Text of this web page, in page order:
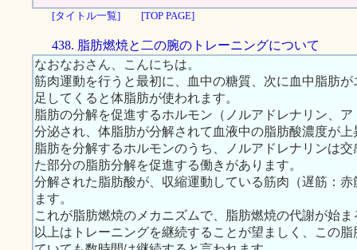
[タイトル一覧] [TOP PAGE]
438. 脂肪燃焼と二の腕のトレーニングについて
なおなおさん、こんにちは。
筋肉運動を行うと最初に、血中の糖質、次に血中脂肪
足してくると体脂肪が使われます。
脂肪の分解を促進するホルモン（ノルアドレナリン、
分泌され、体脂肪が分解されて血液中の脂肪酸濃度が上
脂肪を分解するホルモンのうち、ノルアドレナリンは
た部分の脂肪分解を促進する働きがあります。
分解された脂肪酸が、収縮運動している筋肉（遅筋：
ます。
これが脂肪燃焼のメカニズムで、脂肪燃焼の代謝が始
以上はトレーニングを継続することが望ましく、この